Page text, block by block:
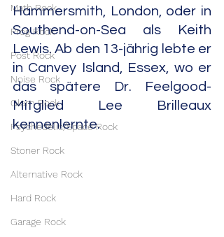
Math Rock
Prog Rock
Post Rock
Noise Rock
Glam Rock
Psychedelic/Space Rock
Stoner Rock
Alternative Rock
Hard Rock
Garage Rock
Hammersmith, London, oder in
Southend-on-Sea als Keith
Lewis. Ab den 13-jährig lebte er
in Canvey Island, Essex, wo er
das spätere Dr. Feelgood-
Mitglied Lee Brilleaux
kennenlernte.